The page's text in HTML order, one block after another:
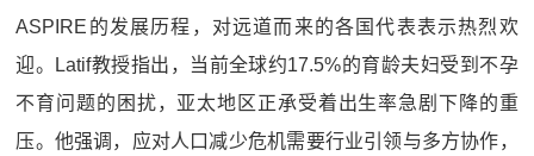
ASPIRE的发展历程，对远道而来的各国代表表示热烈欢
迎。Latif教授指出，当前全球约17.5%的育龄夫妇受到不孕
不育问题的困扰，亚太地区正承受着出生率急剧下降的重
压。他强调，应对人口减少危机需要行业引领与多方协作，